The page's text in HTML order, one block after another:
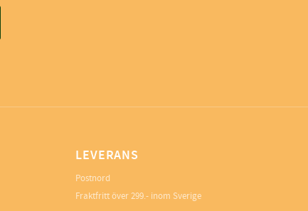
LEVERANS
Postnord
Fraktfritt över 299.- inom Sverige